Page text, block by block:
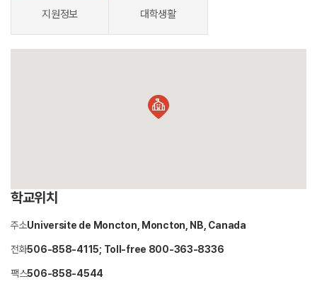
지원정보 대학생활
학교위치
주소Universite de Moncton, Moncton, NB, Canada
전화506-858-4115; Toll-free 800-363-8336
팩스506-858-4544